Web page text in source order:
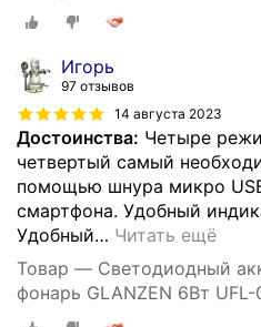
Игорь
97 отзывов
14 августа 2023
Достоинства: Четыре
четвертый самый
помощью шнура микро
смартфона. Удобный
Удобный… Читать ещё
Товар — Светодиодный
фонарь GLANZEN 6Вт